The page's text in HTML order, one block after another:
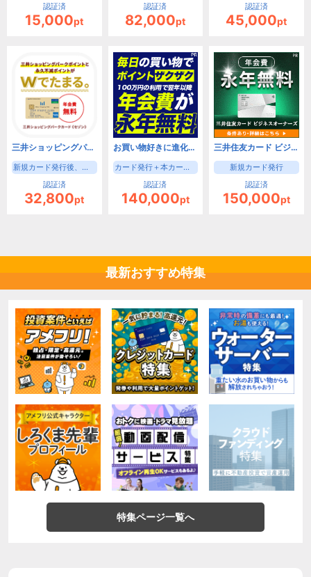
認証済
15,000pt
認証済
82,000pt
認証済
45,000pt
三井ショッピングパークカード《セゾン》（新規カード発行後、入会月の翌月末までに3000円(税込)の利用）【iOS・Android・PC】
新規カード発行後、入会月の翌月末までに3000円(税込)の利用
認証済
32,800pt
お買い物好きに進化したゴールドカード！三井住友カード ゴールド（NL）（家族カード発行）
カード発行＋本カード申込時家族カード申込で成果
認証済
140,000pt
三井住友カード ビジネスオーナーズ（カード発行）
新規カード発行
認証済
150,000pt
最新おすすめ特集
特集ページ一覧へ